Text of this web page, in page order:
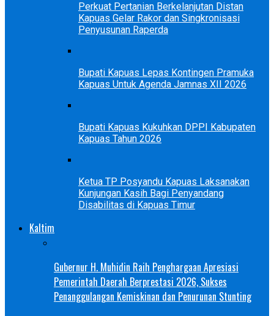
Perkuat Pertanian Berkelanjutan Distan
Kapuas Gelar Rakor dan Singkronisasi
Penyusunan Raperda
Bupati Kapuas Lepas Kontingen Pramuka
Kapuas Untuk Agenda Jamnas XII 2026
Bupati Kapuas Kukuhkan DPPI Kabupaten
Kapuas Tahun 2026
Ketua TP Posyandu Kapuas Laksanakan
Kunjungan Kasih Bagi Penyandang
Disabilitas di Kapuas Timur
Kaltim
Gubernur H. Muhidin Raih Penghargaan Apresiasi
Pemerintah Daerah Berprestasi 2026, Sukses
Penanggulangan Kemiskinan dan Penurunan Stunting